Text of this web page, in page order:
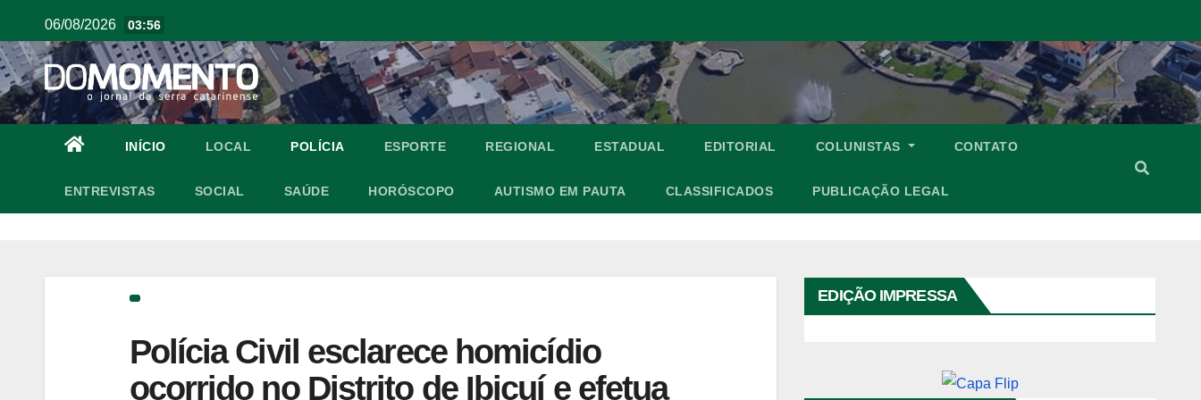
06/08/2026 03:56
INÍCIO LOCAL POLÍCIA ESPORTE REGIONAL ESTADUAL EDITORIAL COLUNISTAS CONTATO
ENTREVISTAS SOCIAL SAÚDE HORÓSCOPO AUTISMO EM PAUTA CLASSIFICADOS PUBLICAÇÃO LEGAL
Polícia Civil esclarece homicídio
ocorrido no Distrito de Ibicuí e efetua
EDIÇÃO IMPRESSA